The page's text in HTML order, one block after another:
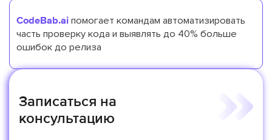
CodeBab.ai помогает командам автоматизировать
часть проверку кода и выявлять до 40% больше
ошибок до релиза
Записаться на
консультацию